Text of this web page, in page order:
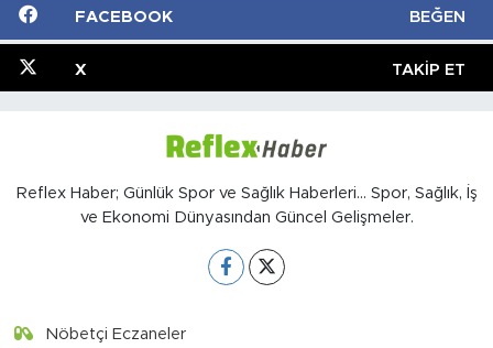
FACEBOOK BEĞEN
X TAKIP ET
Reflex Haber; Günlük Spor ve Sağlık Haberleri... Spor, Sağlık, İş
ve Ekonomi Dünyasından Güncel Gelişmeler.
Nöbetçi Eczaneler